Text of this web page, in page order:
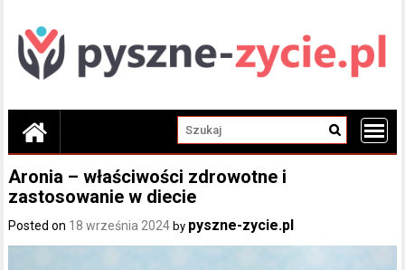
content
Aronia – właściwości zdrowotne i
zastosowanie w diecie
Posted on 18 września 2024 by pyszne-zycie.pl